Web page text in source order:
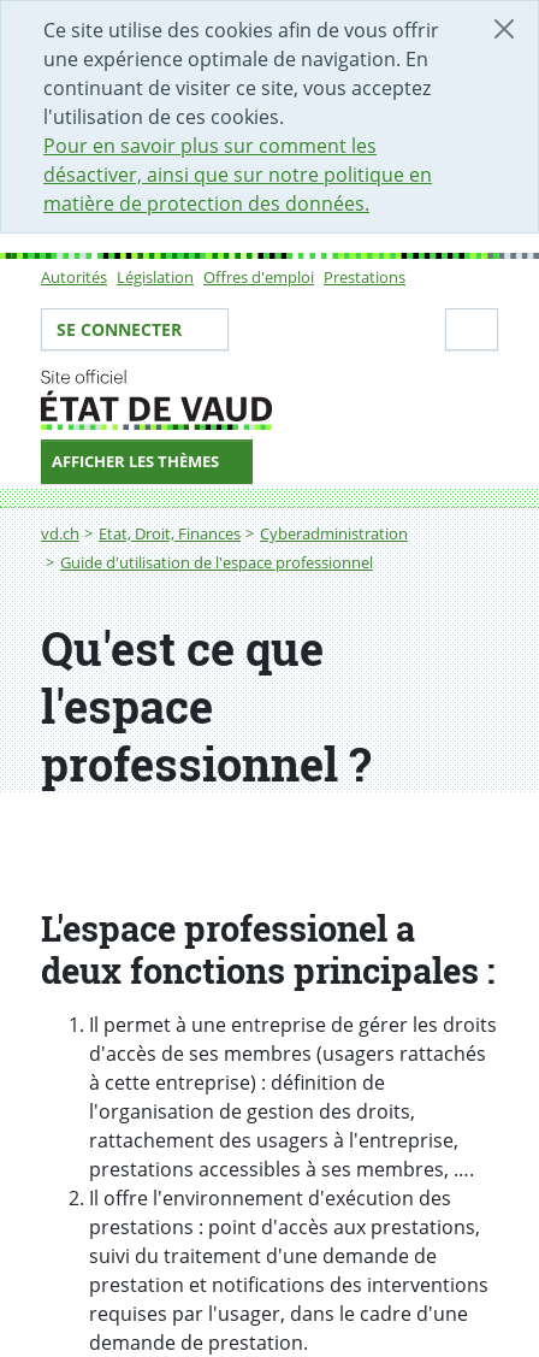
Ce site utilise des cookies afin de vous offrir
une expérience optimale de navigation. En
continuant de visiter ce site, vous acceptez
l'utilisation de ces cookies.
Pour en savoir plus sur comment les
désactiver, ainsi que sur notre politique en
matière de protection des données.
DÉBUT DU CONTENU DE LA PAGE
ACCÈS AU CHAMP DE RECHERCHE
PAGE D'ACCUEIL
FORMULAIRE DE CONTACT
Sous-navigation
Autorités Législation Offres d'emploi Prestations
Votre identité
SE CONNECTER
AFFICHER LES THÈMES
Fil d'Ariane
vd.ch Etat, Droit, Finances
Cyberadministration
Guide d'utilisation de l'espace professionnel
Qu'est ce que l'espace professionnel ?
Qu'est ce que
l'espace
professionnel ?
L'espace professionel a
deux fonctions principales :
Il permet à une entreprise de gérer les droits
d'accès de ses membres (usagers rattachés
à cette entreprise) : définition de
l'organisation de gestion des droits,
rattachement des usagers à l'entreprise,
prestations accessibles à ses membres, ….
Il offre l'environnement d'exécution des
prestations : point d'accès aux prestations,
suivi du traitement d'une demande de
prestation et notifications des interventions
requises par l'usager, dans le cadre d'une
demande de prestation.